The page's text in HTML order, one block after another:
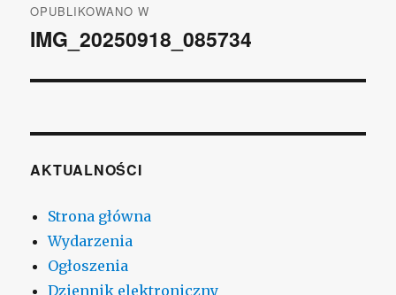
wpisu
OPUBLIKOWANO W
IMG_20250918_085734
AKTUALNOŚCI
Strona główna
Wydarzenia
Ogłoszenia
Dziennik elektroniczny